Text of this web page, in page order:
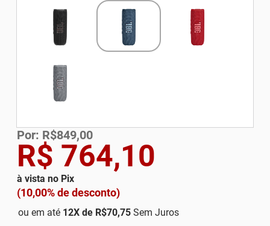
R$ 764,10
à vista no Pix
(10,00% de desconto)
Por: R$849,00
ou em até 12X de R$70,75 Sem Juros